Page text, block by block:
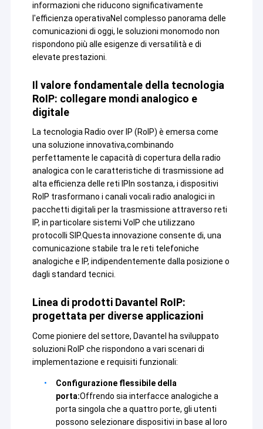
informazioni che riducono significativamente
l'efficienza operativaNel complesso panorama delle
comunicazioni di oggi, le soluzioni monomodo non
rispondono più alle esigenze di versatilità e di
elevate prestazioni.
Il valore fondamentale della tecnologia
RoIP: collegare mondi analogico e
digitale
La tecnologia Radio over IP (RoIP) è emersa come
una soluzione innovativa,combinando
perfettamente le capacità di copertura della radio
analogica con le caratteristiche di trasmissione ad
alta efficienza delle reti IPIn sostanza, i dispositivi
RoIP trasformano i canali vocali radio analogici in
pacchetti digitali per la trasmissione attraverso reti
IP, in particolare sistemi VoIP che utilizzano
protocolli SIP.Questa innovazione consente di, una
comunicazione stabile tra le reti telefoniche
analogiche e IP, indipendentemente dalla posizione o
dagli standard tecnici.
Linea di prodotti Davantel RoIP:
progettata per diverse applicazioni
Come pioniere del settore, Davantel ha sviluppato
soluzioni RoIP che rispondono a vari scenari di
implementazione e requisiti funzionali:
Configurazione flessibile della
porta:Offrendo sia interfacce analogiche a
porta singola che a quattro porte, gli utenti
possono selezionare dispositivi in base al loro